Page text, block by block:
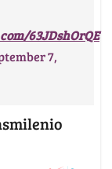
63JDshOrQE
7,